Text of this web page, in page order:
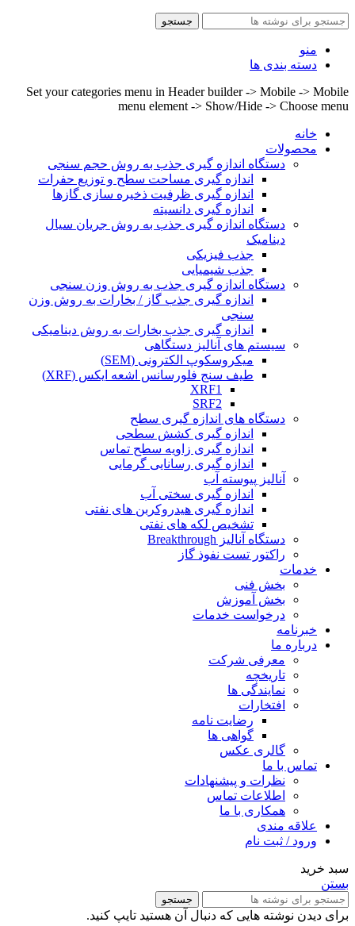
جستجو
منو
دسته بندی ها
Set your categories menu in Header builder -> Mobile -> Mobile
menu element -> Show/Hide -> Choose menu
خانه
محصولات
دستگاه اندازه گیری جذب به روش حجم سنجی
اندازه گیری مساحت سطح و توزیع حفرات
اندازه گیری ظرفیت ذخیره سازی گازها
اندازه گیری دانسیته
دستگاه اندازه گیری جذب به روش جریان سیال
دینامیک
جذب فیزیکی
جذب شیمیایی
دستگاه اندازه گیری جذب به روش وزن سنجی
اندازه گیری جذب گاز / بخارات به روش وزن
سنجی
اندازه گیری جذب بخارات به روش دینامیکی
سیستم های آنالیز دستگاهی
میکروسکوپ الکترونی (SEM)
طیف سنج فلورسانس اشعه ایکس (XRF)
XRF1
SRF2
دستگاه های اندازه گیری سطح
اندازه گیری کشش سطحی
اندازه گیری زاویه سطح تماس
اندازه گیری رسانایی گرمایی
آنالیز پیوسته آب
اندازه گیری سختی آب
اندازه گیری هیدروکربن های نفتی
تشخیص لکه های نفتی
دستگاه آنالیز Breakthrough
راکتور تست نفوذ گاز
خدمات
بخش فنی
بخش آموزش
درخواست خدمات
خبرنامه
درباره ما
معرفی شرکت
تاریخچه
نمایندگی ها
افتخارات
رضایت نامه
گواهی ها
گالری عکس
تماس با ما
نظرات و پیشنهادات
اطلاعات تماس
همکاری با ما
علاقه مندی
ورود / ثبت نام
سبد خرید
بستن
جستجو
برای دیدن نوشته هایی که دنبال آن هستید تایپ کنید.